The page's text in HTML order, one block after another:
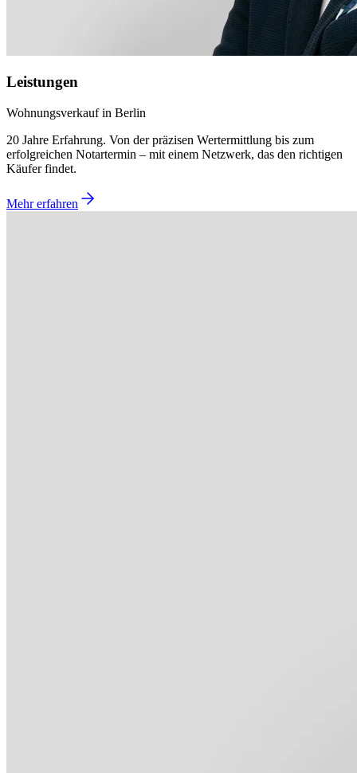
Leistungen
Wohnungsverkauf in Berlin
20 Jahre Erfahrung. Von der präzisen Wertermittlung bis zum
erfolgreichen Notartermin – mit einem Netzwerk, das den richtigen
Käufer findet.
Mehr erfahren